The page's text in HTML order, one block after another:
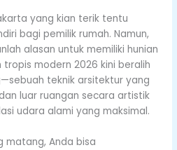
yang kian terik tentu
bagi pemilik rumah. Namun,
alasan untuk memiliki hunian
tropis modern 2026 kini beralih
teknik arsitektur yang
luar ruangan secara artistik
udara alami yang maksimal.
matang, Anda bisa